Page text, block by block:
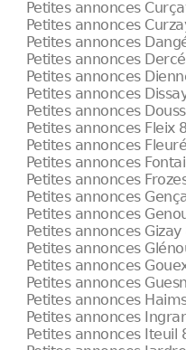
Petites annonces
Petites annonces
Petites annonces
Petites annonces
Petites annonces
Petites annonces
Petites annonces
Petites annonces Fleix
Petites annonces
Petites annonces
Petites annonces
Petites annonces
Petites annonces
Petites annonces Gizay
Petites annonces
Petites annonces
Petites annonces
Petites annonces
Petites annonces
Petites annonces Iteuil